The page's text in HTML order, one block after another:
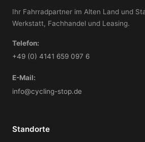
Ihr Fahrradpartner im Alten Land und
Werkstatt, Fachhandel und Leasing.
Telefon:
+49 (0) 4141 659 097 6
E-Mail:
info@cycling-stop.de
Standorte